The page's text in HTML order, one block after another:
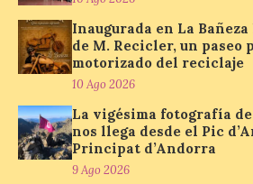
Protección Civil activa
fase de Preemergencia
Situación Operativa 1 del
Plan Estatal General de
Emergencias ante los
riesgos potenciales
asociados al eclipse
10 Ago 2026
Inaugurada en La
de M. Recicler, un paseo
motorizado del reciclaje
10 Ago 2026
La vigésima fotografía
nos llega desde el Pic
Principat d’Andorra
9 Ago 2026